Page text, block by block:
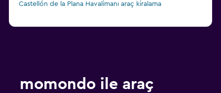
Castellón de la Plana Havalimanı araç kiralama
momondo ile araç